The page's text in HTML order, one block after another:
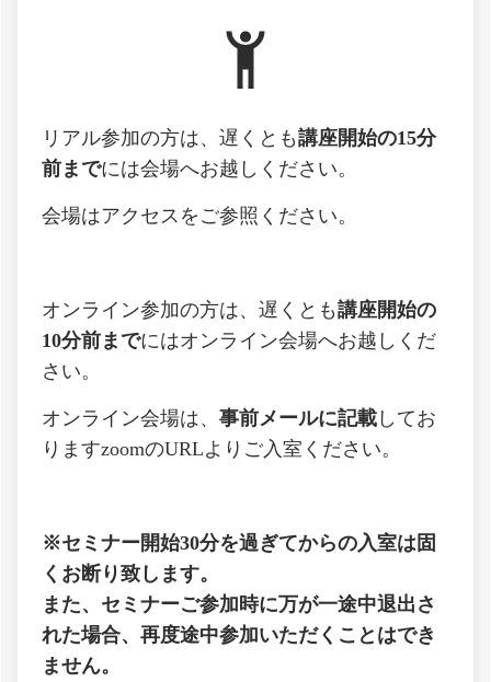
リアル参加の方は、遅くとも講座開始の15分
前までには会場へお越しください。
会場はアクセスをご参照ください。
オンライン参加の方は、遅くとも講座開始の
10分前までにはオンライン会場へお越しくだ
さい。
オンライン会場は、 事前メールに記載 してお
りますzoomのURLよりご入室ください。
※セミナー開始30分を過ぎてからの入室は固
くお断り致します。
また、セミナーご参加時に万が一途中退出さ
れた場合、再度途中参加いただくことはでき
ません。